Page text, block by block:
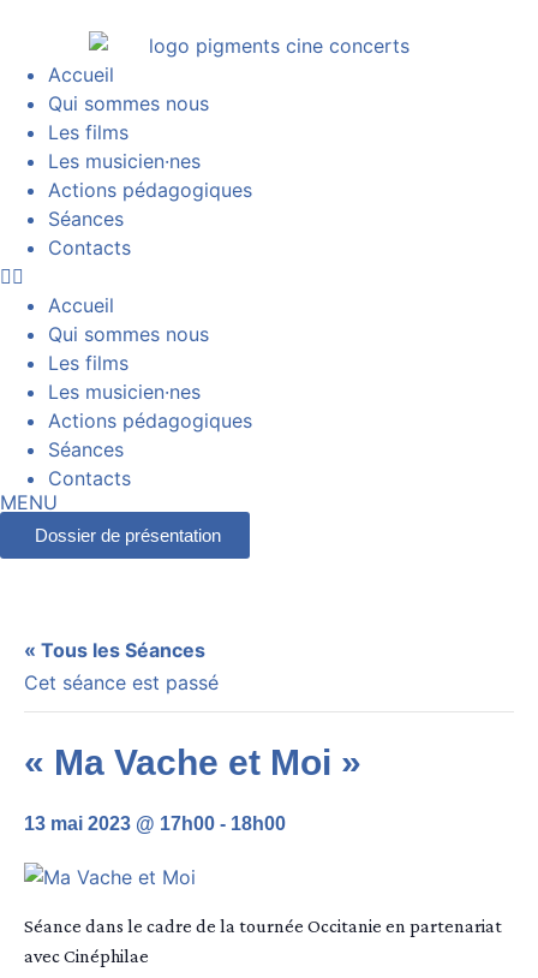
Accueil
Qui sommes nous
Les films
Les musicien·nes
Actions pédagogiques
Séances
Contacts
Accueil
Qui sommes nous
Les films
Les musicien·nes
Actions pédagogiques
Séances
Contacts
MENU
Dossier de présentation
« Tous les Séances
Cet séance est passé
« Ma Vache et Moi »
13 mai 2023 @ 17h00 - 18h00
Séance dans le cadre de la tournée Occitanie en partenariat
avec Cinéphilae